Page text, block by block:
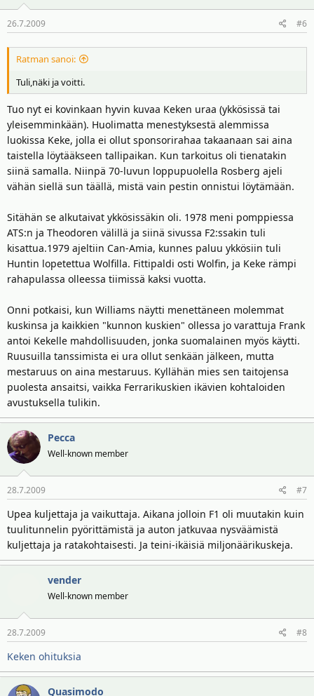
26.7.2009 #6
Ratman sanoi:
Tuli,näki ja voitti.
Tuo nyt ei kovinkaan hyvin kuvaa Keken uraa (ykkösissä tai
yleisemminkään). Huolimatta menestyksestä alemmissa
luokissa Keke, jolla ei ollut sponsorirahaa takaanaan sai aina
taistella löytääkseen tallipaikan. Kun tarkoitus oli tienatakin
siinä samalla. Niinpä 70-luvun loppupuolella Rosberg ajeli
vähän siellä sun täällä, mistä vain pestin onnistui löytämään.
Sitähän se alkutaivat ykkösissäkin oli. 1978 meni pomppiessa
ATS:n ja Theodoren välillä ja siinä sivussa F2:ssakin tuli
kisattua.1979 ajeltiin Can-Amia, kunnes paluu ykkösiin tuli
Huntin lopetettua Wolfilla. Fittipaldi osti Wolfin, ja Keke rämpi
rahapulassa olleessa tiimissä kaksi vuotta.
Onni potkaisi, kun Williams näytti menettäneen molemmat
kuskinsa ja kaikkien "kunnon kuskien" ollessa jo varattuja Frank
antoi Kekelle mahdollisuuden, jonka suomalainen myös käytti.
Ruusuilla tanssimista ei ura ollut senkään jälkeen, mutta
mestaruus on aina mestaruus. Kyllähän mies sen taitojensa
puolesta ansaitsi, vaikka Ferrarikuskien ikävien kohtaloiden
avustuksella tulikin.
Pecca
Well-known member
28.7.2009 #7
Upea kuljettaja ja vaikuttaja. Aikana jolloin F1 oli muutakin kuin
tuulitunnelin pyörittämistä ja auton jatkuvaa nysväämistä
kuljettaja ja ratakohtaisesti. Ja teini-ikäisiä miljonäärikuskeja.
vender
Well-known member
28.7.2009 #8
Keken ohituksia
Quasimodo